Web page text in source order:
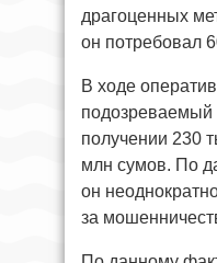
драгоценных
он потребовал
В ходе
получении 230
млн сумов. По
он
за